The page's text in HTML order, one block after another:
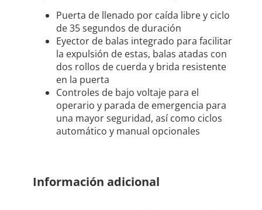
Puerta de llenado por caída libre y ciclo
de 35 segundos de duración
Eyector de balas integrado para facilitar
la expulsión de estas, balas atadas con
dos rollos de cuerda y brida resistente
en la puerta
Controles de bajo voltaje para el
operario y parada de emergencia para
una mayor seguridad, así como ciclos
automático y manual opcionales
Información adicional